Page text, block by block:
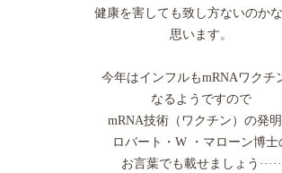
健康を害しても致し方ないのか
思います。
今年はインフルもmRNAワクチ
なるようですので
mRNA技術（ワクチン）の発
ロバート・W ・マローン博士
お言葉でも載せましょう·····